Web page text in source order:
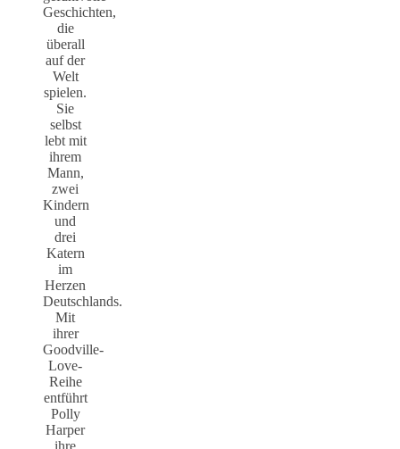
Geschichten,
die
überall
auf der
Welt
spielen.
Sie
selbst
lebt mit
ihrem
Mann,
zwei
Kindern
und
drei
Katern
im
Herzen
Deutschlands.
Mit
ihrer
Goodville-
Love-
Reihe
entführt
Polly
Harper
ihre